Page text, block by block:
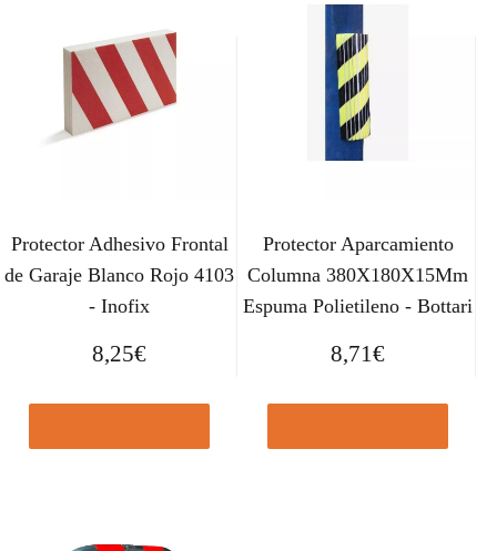
Protector Adhesivo Frontal
de Garaje Blanco Rojo 4103
- Inofix
8,25€
Protector Aparcamiento
Columna 380X180X15Mm
Espuma Polietileno - Bottari
8,71€